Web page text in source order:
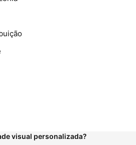
visual personalizada?